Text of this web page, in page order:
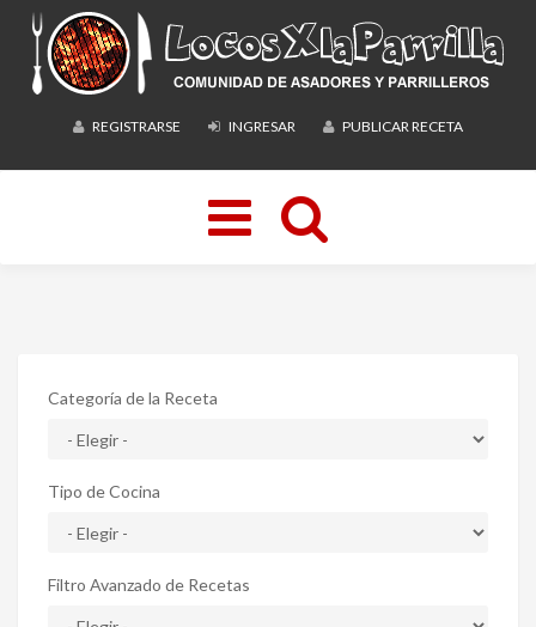
REGISTRARSE INGRESAR PUBLICAR RECETA
Toggle
navigation
Categoría de la Receta
Tipo de Cocina
Filtro Avanzado de Recetas